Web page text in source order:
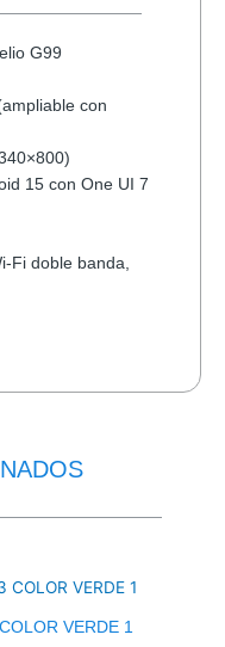
G99
con
15 con One UI 7
Fi doble banda,
VERDE 1
es:
$20.0.